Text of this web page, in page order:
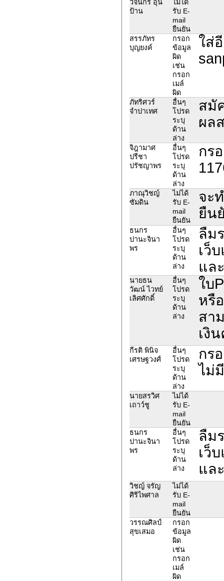
วัจน์กร อุ่น
ป้าน
ไม่ได้
รับ E-
mail
ยืนยัน
สรรภัทร
บุญยงค์
กรอก
ข้อมูล
ผิด
เช่น
กรอก
เมล์
ผิด
ใส่
ภัทริศวร์
จำปาเทศ
อื่นๆ
โปรด
ระบุ
ด้าน
ล่าง
สมั
ผล
จิฎามาศ
ปรีชา
ปรัชญาพร
อื่นๆ
โปรด
ระบุ
ด้าน
ล่าง
กร
ภาณุวิชญ์
ซัมดิน
ไม่ได้
รับ E-
mail
ยืนยัน
จะ
ยืน
ธนกร
ปานะจินา
พร
อื่นๆ
โปรด
ระบุ
ด้าน
ล่าง
ลืม
เว็
แล
นายธน
วัฒน์ ไวทย์
เลิศศักดิ์
อื่นๆ
โปรด
ระบุ
ด้าน
ล่าง
ใบ
หรื
สา
เงิ
กีรติ พินิจ
เศรษฐวงศ์
อื่นๆ
โปรด
ระบุ
ด้าน
ล่าง
กร
ไม่
นายสรวิศ
เถาว์ชู
ไม่ได้
รับ E-
mail
ยืนยัน
ธนกร
ปานะจินา
พร
อื่นๆ
โปรด
ระบุ
ด้าน
ล่าง
ลืม
เว็
แล
วิชญ์ จรัญ
ศิริไพศาล
ไม่ได้
รับ E-
mail
ยืนยัน
วรรณศิลป์
สุขเสมอ
กรอก
ข้อมูล
ผิด
เช่น
กรอก
เมล์
ผิด